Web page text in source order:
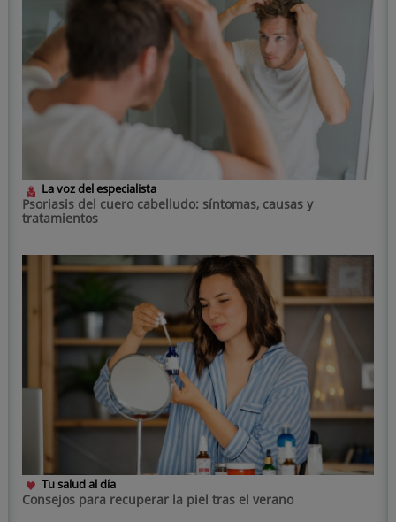
La voz del especialista
Psoriasis del cuero cabelludo: síntomas, causas y
tratamientos
Tu salud al día
Consejos para recuperar la piel tras el verano